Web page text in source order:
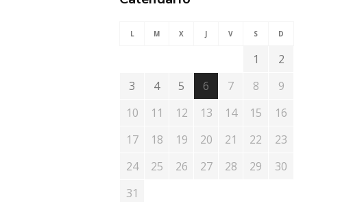
L M X J V S D
1
2
3
4 5 6 7 8
9
10
11 12 13 14 15
16
17
18 19 20 21 22
23
24
25 26 27 28 29
30
31